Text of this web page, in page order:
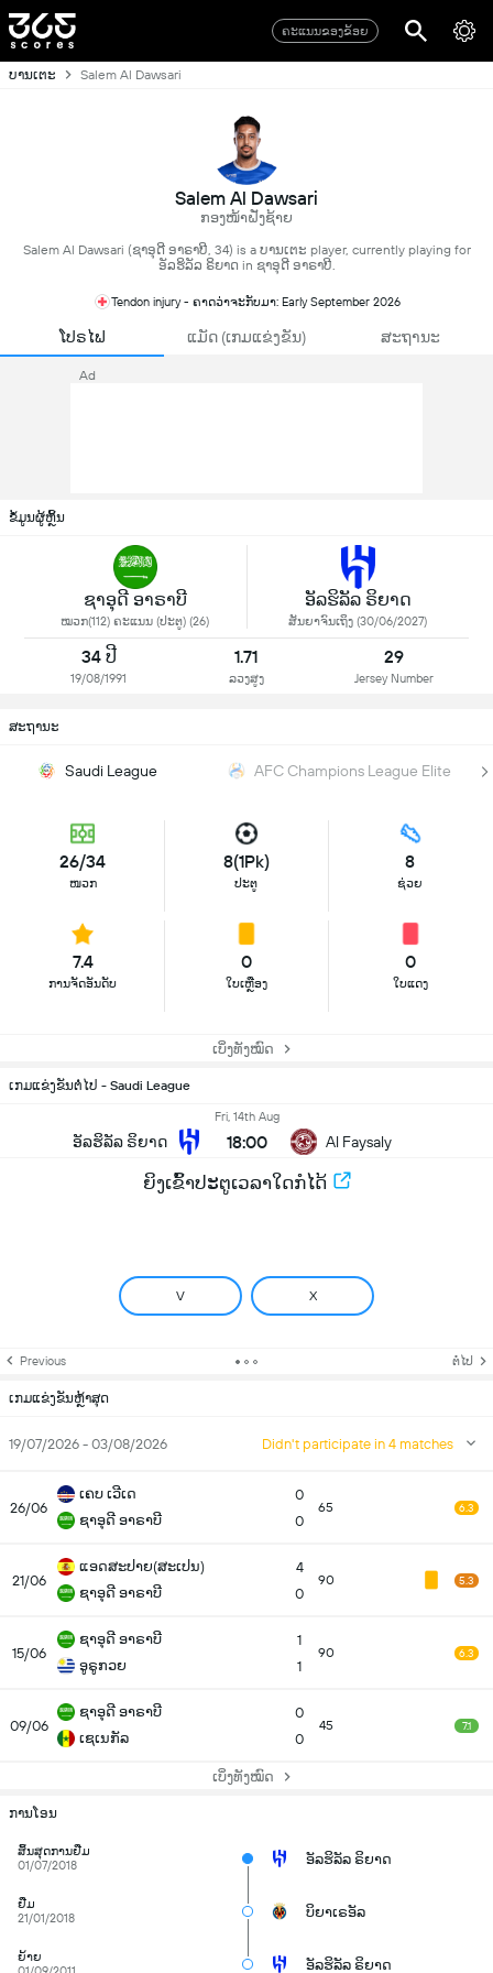
ຄະແນນຂອງຂ້ອຍ
ບານເຕະ Salem Al Dawsari
Salem Al Dawsari
ກອງໜ້າຝັ່ງຊ້າຍ
Salem Al Dawsari (ຊາອຸດີ ອາຣາບີ, 34) is a ບານເຕະ player, currently playing for
ອັລຮິລັລ ຣິຍາດ in ຊາອຸດີ ອາຣາບີ.
Tendon injury - ຄາດວ່າຈະກັບມາ: Early September 2026
ໂປຣໄຟ ແມັດ (ເກມແຂ່ງຂັນ) ສະຖານະ
Ad
ຂໍ້ມູນຜູ້ຫຼິ້ນ
ຊາອຸດີ ອາຣາບີ
ໝວກ(112) ຄະແນນ (ປະຕູ) (26)
ອັລຮິລັລ ຣິຍາດ
ສັນຍາຈົນເຖິງ (30/06/2027)
34 ປີ
19/08/1991
1.71
ລວງສູງ
29
Jersey Number
ສະຖານະ
Saudi League AFC Champions League Elite
26/34
ໜວກ
8(1Pk)
ປະຕູ
8
ຊ່ວຍ
7.4
ການຈັດອັນດັບ
0
ໃບເຫຼືອງ
0
ໃບແດງ
ເບິ່ງທັງໝົດ
ເກມແຂ່ງຂັນຕໍ່ໄປ - Saudi League
ອັລຮິລັລ ຣິຍາດ
Fri, 14th Aug
18:00 Al Faysaly
ຍິງເຂົ້າປະຕູເວລາໃດກໍໄດ້
V X
Previous ຕໍ່ໄປ
ເກມແຂ່ງຂັນຫຼ້າສຸດ
19/07/2026 - 03/08/2026 Didn't participate in 4 matches
26/06
ເຄບ ເວີເດ
ຊາອຸດີ ອາຣາບີ
0
0
65 6.3
21/06
ແອດສະປາຍ​(ສະເປນ)
ຊາອຸດີ ອາຣາບີ
4
0
90 5.3
15/06
ຊາອຸດີ ອາຣາບີ
ອູຣູກວຍ
1
1
90 6.3
09/06
ຊາອຸດີ ອາຣາບີ
ເຊເນກັລ
0
0
45 7.1
ເບິ່ງທັງໝົດ
ການໂອນ
ສິ້ນສຸດການຢືມ
01/07/2018
ອັລຮິລັລ ຣິຍາດ
ຢືມ
21/01/2018
ບິຍາເຣອັລ
ຍ້າຍ
ອັລຮິລັລ ຣິຍາດ